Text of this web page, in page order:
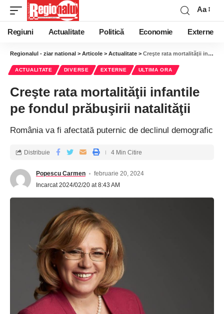
Aa
Regiuni Actualitate Politică Economie Externe
Regionalul - ziar national > Articole > Actualitate > Creşte rata mortalităţii infantile pe fondul prăbuşirii natalităţii
ACTUALITATE DIVERSE EXTERNE ULTIMA ORA
Creşte rata mortalităţii infantile
pe fondul prăbuşirii natalităţii
România va fi afectată puternic de declinul demografic
Popescu Carmen
februarie 20, 2024
Incarcat 2024/02/20 at 8:43 AM
Distribuie 4 Min Citire